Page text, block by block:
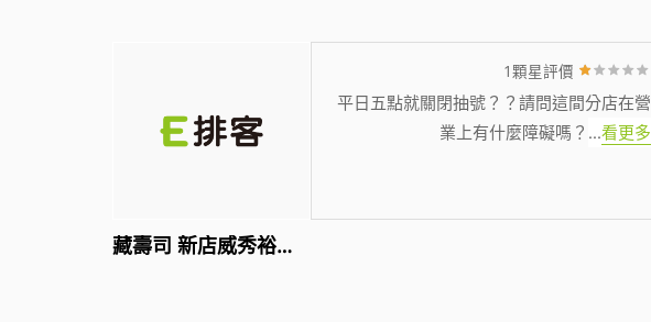
1顆星評價
平日五點就關閉抽號？？請問這間分店在營
業上有什麼障礙嗎？ ...看更多
藏壽司 新店威秀裕隆店